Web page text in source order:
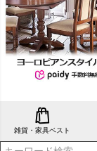
雑貨・家具ベスト